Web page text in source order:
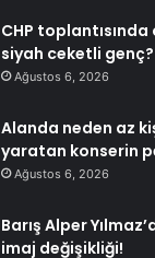
CHP toplantısında
siyah ceketli genç?
Ağustos 6, 2026
Alanda neden az
yaratan konserin
Ağustos 6, 2026
Barış Alper
imaj değişikliği!